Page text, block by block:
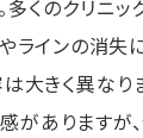
くのクリニ
ラインの消失
は大きく異な
がありますが